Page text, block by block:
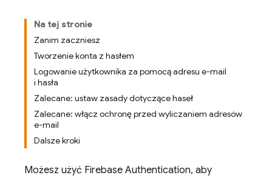
Na tej stronie
Zanim zaczniesz
Tworzenie konta z hasłem
Logowanie użytkownika za pomocą adresu e-mail
i hasła
Zalecane: ustaw zasady dotyczące haseł
Zalecane: włącz ochronę przed wyliczaniem adresów
e-mail
Dalsze kroki
Możesz użyć Firebase Authentication, aby